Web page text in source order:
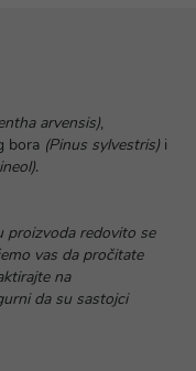
arvensis),
bora (Pinus sylvestris) i
.
proizvoda redovito se
vas da pročitate
na
da su sastojci